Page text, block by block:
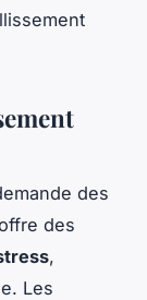
des
des
,
Les